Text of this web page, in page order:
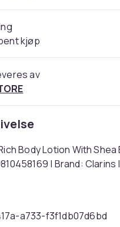
kjøp
av
Body Lotion With
| Brand: Clarins |
a733-f3f1db07d6bd